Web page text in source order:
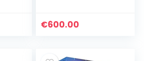
€600.00